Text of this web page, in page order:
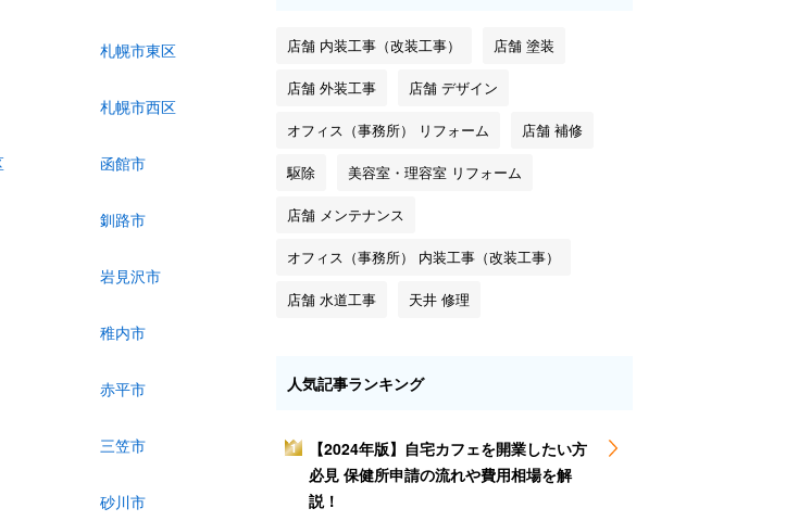
札幌市東区
札幌市西区
函館市
釧路市
岩見沢市
稚内市
赤平市
三笠市
砂川市
店舗 内装工事（改装工事） 店舗 塗装
店舗 外装工事 店舗 デザイン
オフィス（事務所） リフォーム 店舗 補修
駆除 美容室・理容室 リフォーム
店舗 メンテナンス
オフィス（事務所） 内装工事（改装工事）
店舗 水道工事 天井 修理
人気記事ランキング
1
【2024年版】自宅カフェを開業したい方
必見 保健所申請の流れや費用相場を解
説！